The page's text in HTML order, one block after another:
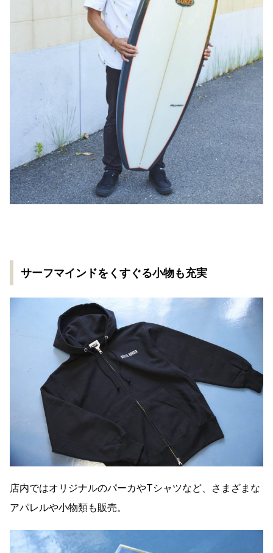
サーフマインドをくすぐる小物も充実
店内ではオリジナルのパーカやTシャツなど、さまざまな
アパレルや小物類も販売。